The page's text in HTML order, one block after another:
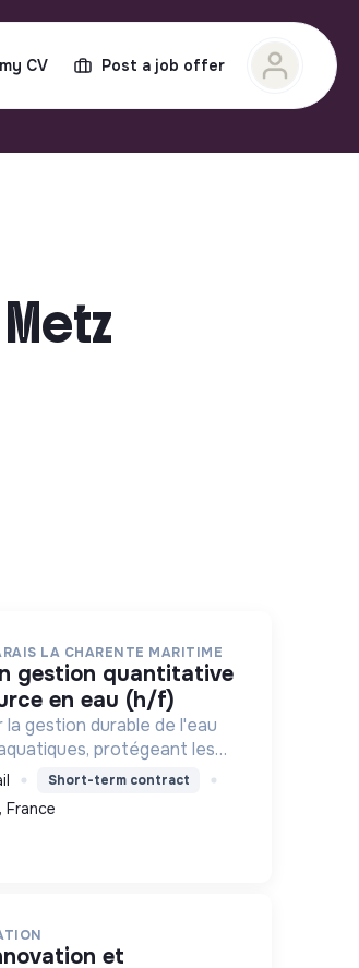
CV Post a job offer
LA CHARENTE MARITIME
en eau (h/f)
la gestion durable de l'eau
protégeant les
et préservant la
marais et zones humides
Short-term contract
France